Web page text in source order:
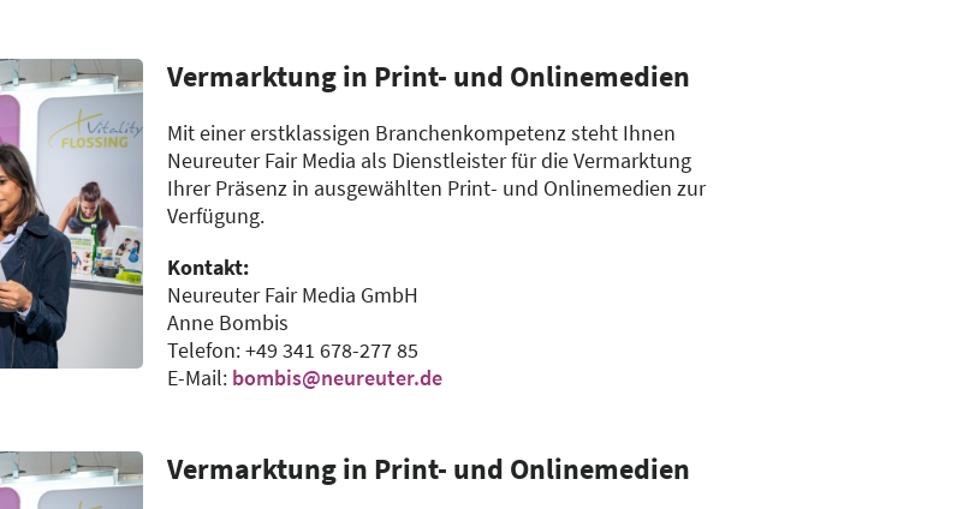
Vermarktung in Print- und Onlinemedien
Mit einer erstklassigen Branchenkompetenz steht Ihnen
Neureuter Fair Media als Dienstleister für die Vermarktung
Ihrer Präsenz in ausgewählten Print- und Onlinemedien zur
Verfügung.
Kontakt:
Neureuter Fair Media GmbH
Anne Bombis
Telefon: +49 341 678-277 85
E-Mail: bombis@neureuter.de
Vermarktung in Print- und Onlinemedien